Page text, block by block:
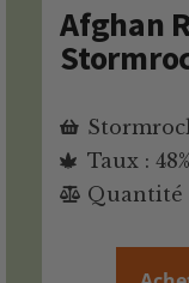
Afghan
Taux : 48%
Quantité